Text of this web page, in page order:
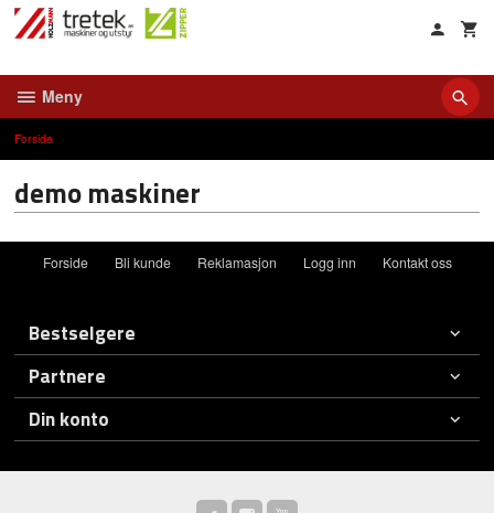
Gå
Meny
Forside
demo maskiner
Forside Bli kunde Reklamasjon Logg inn Kontakt oss
Bestselgere
Partnere
Din konto